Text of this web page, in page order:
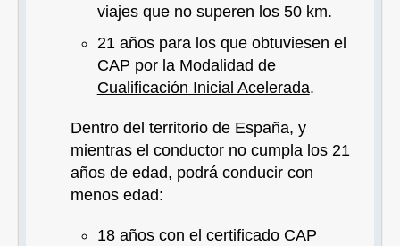
viajes que no superen los 50 km.
21 años para los que obtuviesen el
CAP por la Modalidad de
Cualificación Inicial Acelerada.
Dentro del territorio de España, y
mientras el conductor no cumpla los 21
años de edad, podrá conducir con
menos edad:
18 años con el certificado CAP